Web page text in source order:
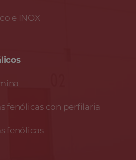
e INOX
fenólicas con perfilaria
fenólicas